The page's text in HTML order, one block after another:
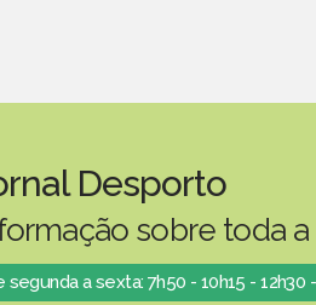
Desporto
sobre toda
segunda a sexta: 7h50 - 10h15 - 12h30